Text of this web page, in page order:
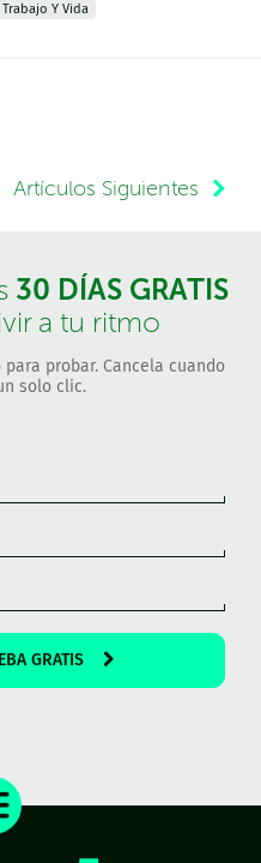
Trabajo Y Vida
Artículos Siguientes
30 DÍAS GRATIS
a tu ritmo
probar. Cancela cuando
solo clic.